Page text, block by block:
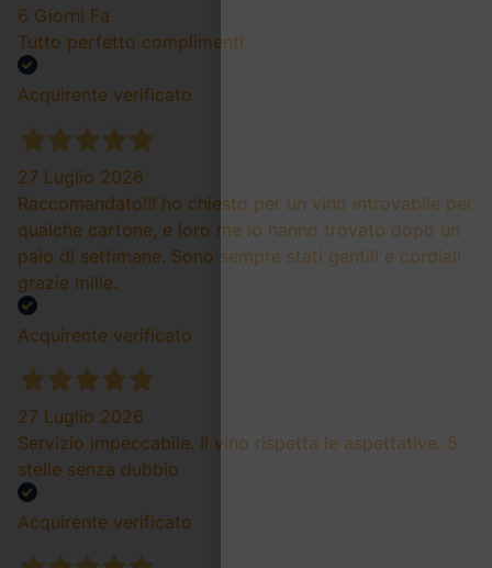
6 Giorni Fa
Tutto perfetto complimenti
Acquirente verificato
27 Luglio 2026
Raccomandato!!! ho chiesto per un vino introvabile per
qualche cartone, e loro me lo hanno trovato dopo un
paio di settimane. Sono sempre stati gentili e cordiali
grazie mille.
Acquirente verificato
27 Luglio 2026
Servizio impeccabile. Il vino rispetta le aspettative. 5
stelle senza dubbio
Acquirente verificato